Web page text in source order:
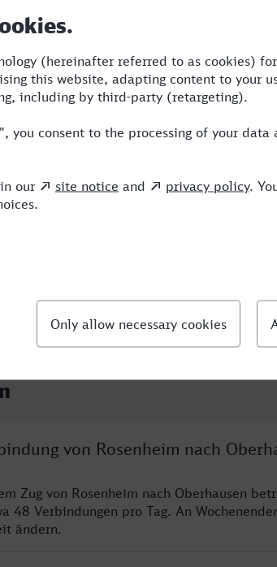
8:03 3
8:57 3
von Rosenheim nach
Zug von Rosenheim nach Oberhausen
48 Verbindungen pro Tag. An
ändern.